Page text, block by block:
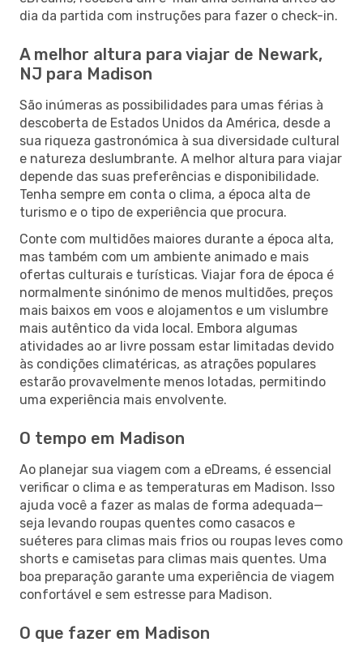
dia da partida com instruções para fazer o check-in.
A melhor altura para viajar de Newark,
NJ para Madison
São inúmeras as possibilidades para umas férias à
descoberta de Estados Unidos da América, desde a
sua riqueza gastronómica à sua diversidade cultural
e natureza deslumbrante. A melhor altura para viajar
depende das suas preferências e disponibilidade.
Tenha sempre em conta o clima, a época alta de
turismo e o tipo de experiência que procura.
Conte com multidões maiores durante a época alta,
mas também com um ambiente animado e mais
ofertas culturais e turísticas. Viajar fora de época é
normalmente sinónimo de menos multidões, preços
mais baixos em voos e alojamentos e um vislumbre
mais autêntico da vida local. Embora algumas
atividades ao ar livre possam estar limitadas devido
às condições climatéricas, as atrações populares
estarão provavelmente menos lotadas, permitindo
uma experiência mais envolvente.
O tempo em Madison
Ao planejar sua viagem com a eDreams, é essencial
verificar o clima e as temperaturas em Madison. Isso
ajuda você a fazer as malas de forma adequada—
seja levando roupas quentes como casacos e
suéteres para climas mais frios ou roupas leves como
shorts e camisetas para climas mais quentes. Uma
boa preparação garante uma experiência de viagem
confortável e sem estresse para Madison.
O que fazer em Madison